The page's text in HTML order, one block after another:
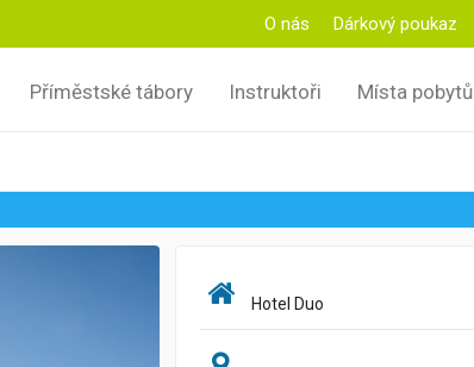
Dárkový poukaz
O nás
Příměstské tábory Instruktoři Místa pobytů
Hotel Duo